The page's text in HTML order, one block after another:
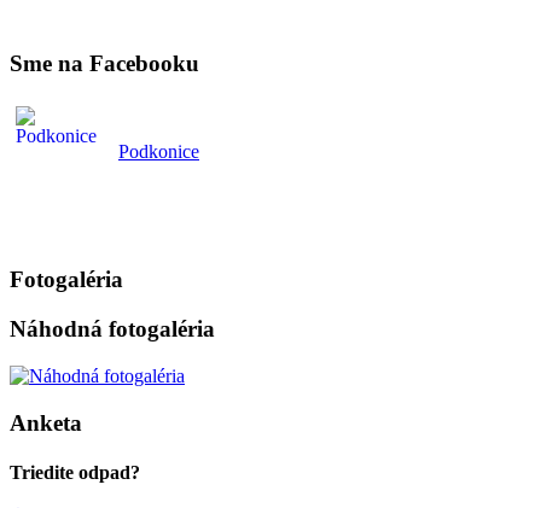
Sme na Facebooku
Podkonice
Fotogaléria
Náhodná fotogaléria
Anketa
Triedite odpad?